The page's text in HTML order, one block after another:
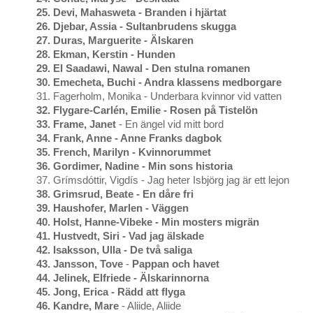
25. Devi, Mahasweta - Branden i hjärtat
26. Djebar, Assia - Sultanbrudens skugga
27. Duras, Marguerite - Älskaren
28. Ekman, Kerstin - Hunden
29. El Saadawi, Nawal - Den stulna romanen
30. Emecheta, Buchi - Andra klassens medborgare
31. Fagerholm, Monika - Underbara kvinnor vid vatten
32. Flygare-Carlén, Emilie - Rosen på Tistelön
33. Frame, Janet - En ängel vid mitt bord
34. Frank, Anne - Anne Franks dagbok
35. French, Marilyn - Kvinnorummet
36. Gordimer, Nadine - Min sons historia
37. Grímsdóttir, Vigdís - Jag heter Isbjörg jag är ett lejon
38. Grimsrud, Beate - En dåre fri
39. Haushofer, Marlen - Väggen
40. Holst, Hanne-Vibeke - Min mosters migrän
41. Hustvedt, Siri - Vad jag älskade
42. Isaksson, Ulla - De två saliga
43. Jansson, Tove - Pappan och havet
44. Jelinek, Elfriede - Älskarinnorna
45. Jong, Erica - Rädd att flyga
46. Kandre, Mare - Aliide, Aliide